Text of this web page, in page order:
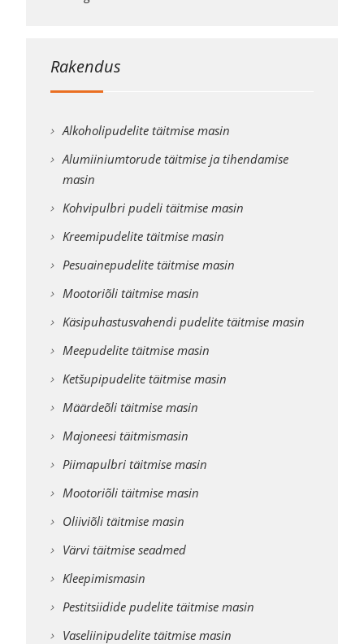
Rakendus
Alkoholipudelite täitmise masin
Alumiiniumtorude täitmise ja tihendamise
masin
Kohvipulbri pudeli täitmise masin
Kreemipudelite täitmise masin
Pesuainepudelite täitmise masin
Mootoriõli täitmise masin
Käsipuhastusvahendi pudelite täitmise masin
Meepudelite täitmise masin
Ketšupipudelite täitmise masin
Määrdeõli täitmise masin
Majoneesi täitmismasin
Piimapulbri täitmise masin
Mootoriõli täitmise masin
Oliiviõli täitmise masin
Värvi täitmise seadmed
Kleepimismasin
Pestitsiidide pudelite täitmise masin
Vaseliinipudelite täitmise masin